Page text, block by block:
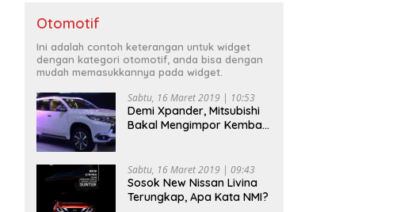
Otomotif
Ini adalah contoh keterangan untuk widget
dengan kategori otomotif, anda bisa dengan
mudah memasukkannya pada widget.
Sabtu, 16 Maret 2019 | 10:53
Demi Xpander, Mitsubishi
Bakal Mengimpor Kembali
Sabtu, 16 Maret 2019 | 09:43
Sosok New Nissan Livina
Terungkap, Apa Kata NMI?